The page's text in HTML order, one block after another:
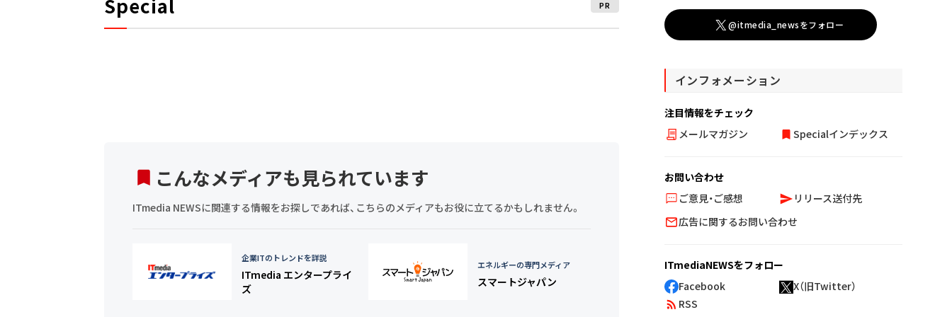
Special PR
こんなメディアも見られています
ITmedia NEWSに関連する情報をお探しであれば、こちらのメディアもお役に立てるかもしれません。
企業ITのトレンドを詳説
ITmedia エンタープライ
ズ
エネルギーの専門メディア
スマートジャパン
@itmedia_newsをフォロー
インフォメーション
注目情報をチェック
メールマガジン
Specialインデックス
お問い合わせ
ご意見・ご感想
リリース送付先
広告に関するお問い合わせ
ITmediaNEWSをフォロー
Facebook
X（旧Twitter）
RSS